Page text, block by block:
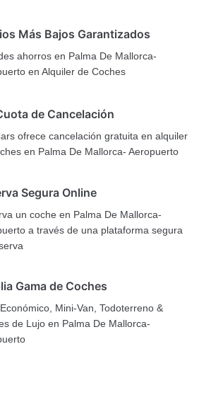
Más Bajos Garantizados
ahorros en Palma De Mallorca-
en Alquiler de Coches
de Cancelación
ofrece cancelación gratuita en alquiler
en Palma De Mallorca- Aeropuerto
Segura Online
un coche en Palma De Mallorca-
a través de una plataforma segura
Gama de Coches
Mini-Van, Todoterreno &
de Lujo en Palma De Mallorca-